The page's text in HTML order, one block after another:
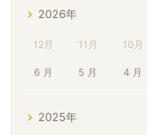
2026年
12月 11月 10月
6 月 5 月 4 月
2025年